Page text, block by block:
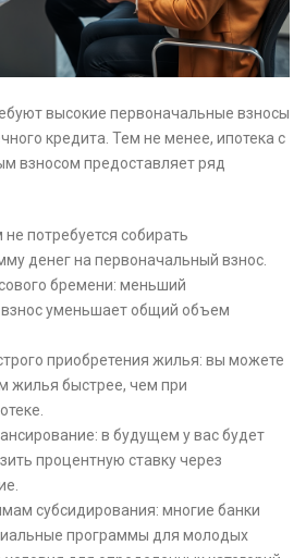
высокие первоначальные взносы
кредита. Тем не менее, ипотека с
взносом предоставляет ряд
потребуется собирать
денег на первоначальный взнос.
бремени: меньший
уменьшает общий объем
приобретения жилья: вы можете
жилья быстрее, чем при
в будущем у вас будет
процентную ставку через
субсидирования: многие банки
программы для молодых